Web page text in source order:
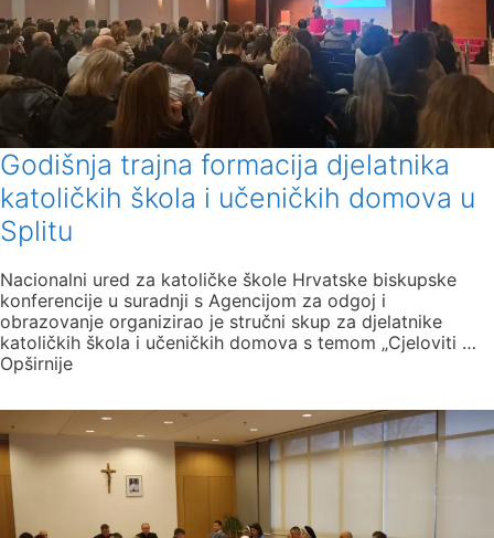
Godišnja trajna formacija djelatnika
katoličkih škola i učeničkih domova u
Splitu
Nacionalni ured za katoličke škole Hrvatske biskupske
konferencije u suradnji s Agencijom za odgoj i
obrazovanje organizirao je stručni skup za djelatnike
katoličkih škola i učeničkih domova s temom „Cjeloviti …
Opširnije